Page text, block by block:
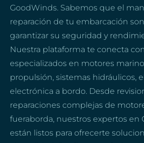
GoodWinds. Sabemos que el
reparación de tu embarcación
garantizar su seguridad y
Nuestra plataforma te conecta
especializados en motores
propulsión, sistemas hidráulicos,
electrónica a bordo. Desde
reparaciones complejas de
fueraborda, nuestros expertos
están listos para ofrecerte